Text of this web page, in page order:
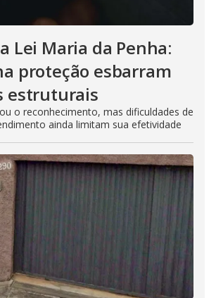
Lei Maria da Penha:
proteção esbarram
estruturais
o reconhecimento, mas dificuldades de
ainda limitam sua efetividade